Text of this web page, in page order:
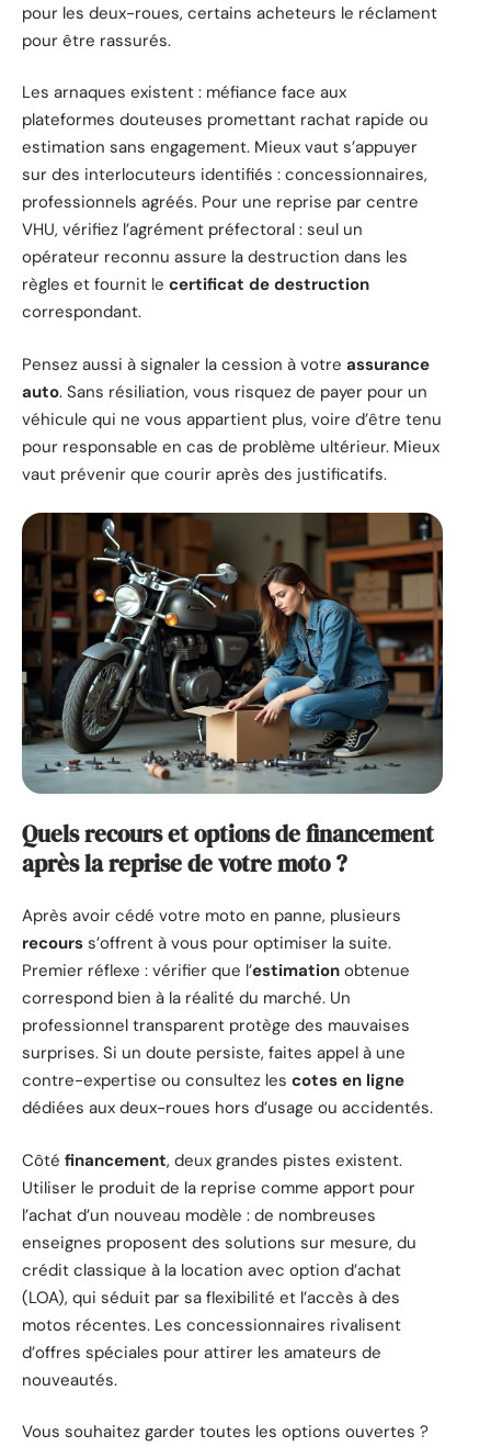
pour les deux-roues, certains acheteurs le réclament
pour être rassurés.
Les arnaques existent : méfiance face aux
plateformes douteuses promettant rachat rapide ou
estimation sans engagement. Mieux vaut s’appuyer
sur des interlocuteurs identifiés : concessionnaires,
professionnels agréés. Pour une reprise par centre
VHU, vérifiez l’agrément préfectoral : seul un
opérateur reconnu assure la destruction dans les
règles et fournit le certificat de destruction
correspondant.
Pensez aussi à signaler la cession à votre assurance
auto. Sans résiliation, vous risquez de payer pour un
véhicule qui ne vous appartient plus, voire d’être tenu
pour responsable en cas de problème ultérieur. Mieux
vaut prévenir que courir après des justificatifs.
Quels recours et options de financement
après la reprise de votre moto ?
Après avoir cédé votre moto en panne, plusieurs
recours s’offrent à vous pour optimiser la suite.
Premier réflexe : vérifier que l’estimation obtenue
correspond bien à la réalité du marché. Un
professionnel transparent protège des mauvaises
surprises. Si un doute persiste, faites appel à une
contre-expertise ou consultez les cotes en ligne
dédiées aux deux-roues hors d’usage ou accidentés.
Côté financement, deux grandes pistes existent.
Utiliser le produit de la reprise comme apport pour
l’achat d’un nouveau modèle : de nombreuses
enseignes proposent des solutions sur mesure, du
crédit classique à la location avec option d’achat
(LOA), qui séduit par sa flexibilité et l’accès à des
motos récentes. Les concessionnaires rivalisent
d’offres spéciales pour attirer les amateurs de
nouveautés.
Vous souhaitez garder toutes les options ouvertes ?